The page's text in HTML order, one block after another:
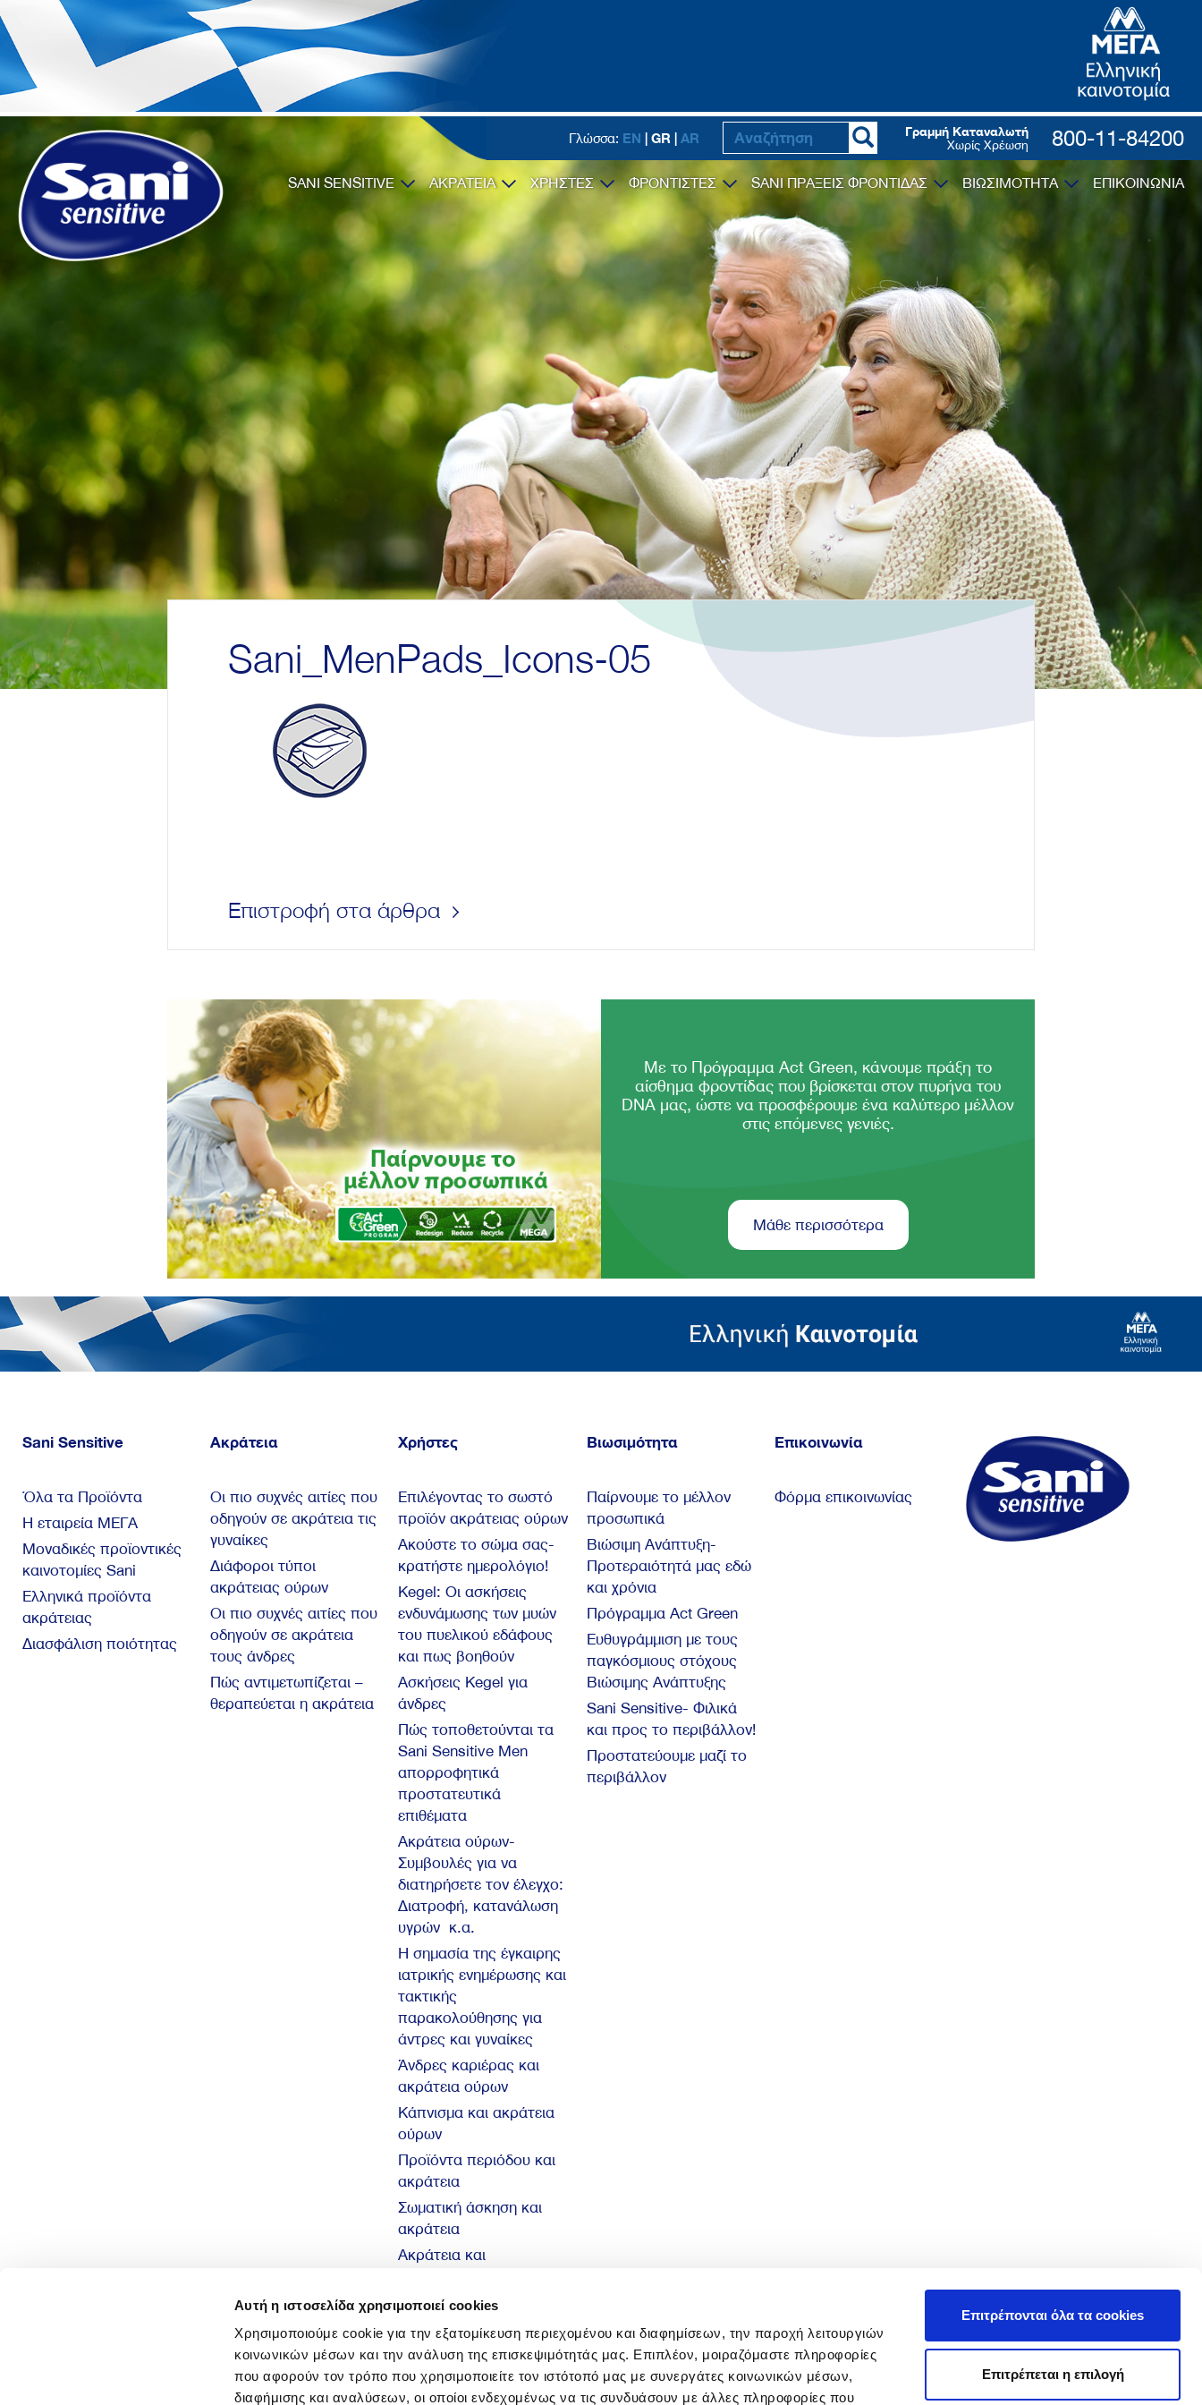
Αυτή η ιστοσελίδα χρησιμοποιεί cookies
Χρησιμοποιούμε cookie για την εξατομίκευση περιεχομένου και διαφημίσεων, την παροχή λειτουργιών
κοινωνικών μέσων και την ανάλυση της επισκεψιμότητάς μας. Επιπλέον, μοιραζόμαστε πληροφορίες
που αφορούν τον τρόπο που χρησιμοποιείτε τον ιστότοπό μας με συνεργάτες κοινωνικών μέσων,
διαφήμισης και αναλύσεων, οι οποίοι ενδεχομένως να τις συνδυάσουν με άλλες πληροφορίες που
Επιτρέπονται όλα τα cookies
Επιτρέπεται η επιλογή
Γλώσσα: EN | GR | AR Γραμμή Καταναλωτή
Χωρίς Χρέωση 800-11-84200
SANI SENSITIVE ΑΚΡΑΤΕΙΑ ΧΡΗΣΤΕΣ ΦΡΟΝΤΙΣΤΕΣ SANI ΠΡΑΞΕΙΣ ΦΡΟΝΤΙΔΑΣ ΒΙΩΣΙΜΟΤΗΤΑ ΕΠΙΚΟΙΝΩΝΙΑ
Sani_MenPads_Icons-05
Επιστροφή στα άρθρα
Με το Πρόγραμμα Act Green, κάνουμε πράξη το
αίσθημα φροντίδας που βρίσκεται στον πυρήνα του
DNA μας, ώστε να προσφέρουμε ένα καλύτερο μέλλον
στις επόμενες γενιές.
Μάθε περισσότερα
Sani Sensitive
Όλα τα Προϊόντα
Η εταιρεία ΜΕΓΑ
Μοναδικές προϊοντικές
καινοτομίες Sani
Ελληνικά προϊόντα
ακράτειας
Διασφάλιση ποιότητας
Ακράτεια
Οι πιο συχνές αιτίες που
οδηγούν σε ακράτεια τις
γυναίκες
Διάφοροι τύποι
ακράτειας ούρων
Οι πιο συχνές αιτίες που
οδηγούν σε ακράτεια
τους άνδρες
Πώς αντιμετωπίζεται –
θεραπεύεται η ακράτεια
Χρήστες
Επιλέγοντας το σωστό
προϊόν ακράτειας ούρων
Ακούστε το σώμα σας-
κρατήστε ημερολόγιο!
Kegel: Oι ασκήσεις
ενδυνάμωσης των μυών
του πυελικού εδάφους
και πως βοηθούν
Ασκήσεις Kegel για
άνδρες
Πώς τοποθετούνται τα
Sani Sensitive Men
απορροφητικά
προστατευτικά
επιθέματα
Ακράτεια ούρων-
Συμβουλές για να
διατηρήσετε τον έλεγχο:
Διατροφή, κατανάλωση
υγρών κ.α.
Η σημασία της έγκαιρης
ιατρικής ενημέρωσης και
τακτικής
παρακολούθησης για
άντρες και γυναίκες
Άνδρες καριέρας και
ακράτεια ούρων
Κάπνισμα και ακράτεια
ούρων
Προϊόντα περιόδου και
ακράτεια
Σωματική άσκηση και
ακράτεια
Ακράτεια και
10 βασικά στοιχεία για
την ακράτεια
Βιωσιμότητα
Παίρνουμε το μέλλον
προσωπικά
Βιώσιμη Ανάπτυξη-
Προτεραιότητά μας εδώ
και χρόνια
Πρόγραμμα Act Green
Ευθυγράμμιση με τους
παγκόσμιους στόχους
Βιώσιμης Ανάπτυξης
Sani Sensitive- Φιλικά
και προς το περιβάλλον!
Προστατεύουμε μαζί το
περιβάλλον
Επικοινωνία
Φόρμα επικοινωνίας